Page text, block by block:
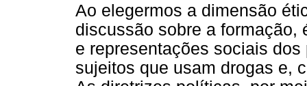
Ao elegermos a dimensão
discussão sobre a formação,
e representações sociais
sujeitos que usam drogas e,